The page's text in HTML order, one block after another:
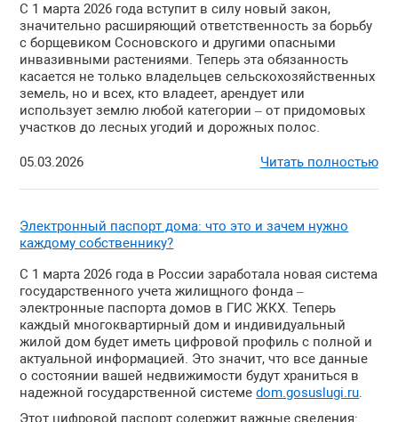
С 1 марта 2026 года вступит в силу новый закон,
значительно расширяющий ответственность за борьбу
с борщевиком Сосновского и другими опасными
инвазивными растениями. Теперь эта обязанность
касается не только владельцев сельскохозяйственных
земель, но и всех, кто владеет, арендует или
использует землю любой категории – от придомовых
участков до лесных угодий и дорожных полос.
05.03.2026 Читать полностью
Электронный паспорт дома: что это и зачем нужно
каждому собственнику?
С 1 марта 2026 года в России заработала новая система
государственного учета жилищного фонда –
электронные паспорта домов в ГИС ЖКХ. Теперь
каждый многоквартирный дом и индивидуальный
жилой дом будет иметь цифровой профиль с полной и
актуальной информацией. Это значит, что все данные
о состоянии вашей недвижимости будут храниться в
надежной государственной системеdom.gosuslugi.ru.
Этот цифровой паспорт содержит важные сведения: